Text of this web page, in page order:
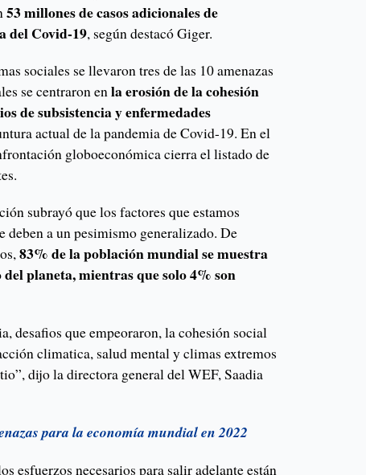
53 millones de casos adicionales de
del Covid-19, según destacó Giger.
sociales se llevaron tres de las 10 amenazas
se centraron enla erosión de la cohesión
de subsistencia y enfermedades
actual de la pandemia de Covid-19. En el
globoeconómica cierra el listado de
subrayó que los factores que estamos
deben a un pesimismo generalizado. De
83% de la población mundial se muestra
planeta, mientras que solo 4% son
desafios que empeoraron, la cohesión social
climatica, salud mental y climas extremos
dijo la directora general del WEF, Saadia
para la economía mundial en 2022
esfuerzos necesarios para salir adelante están